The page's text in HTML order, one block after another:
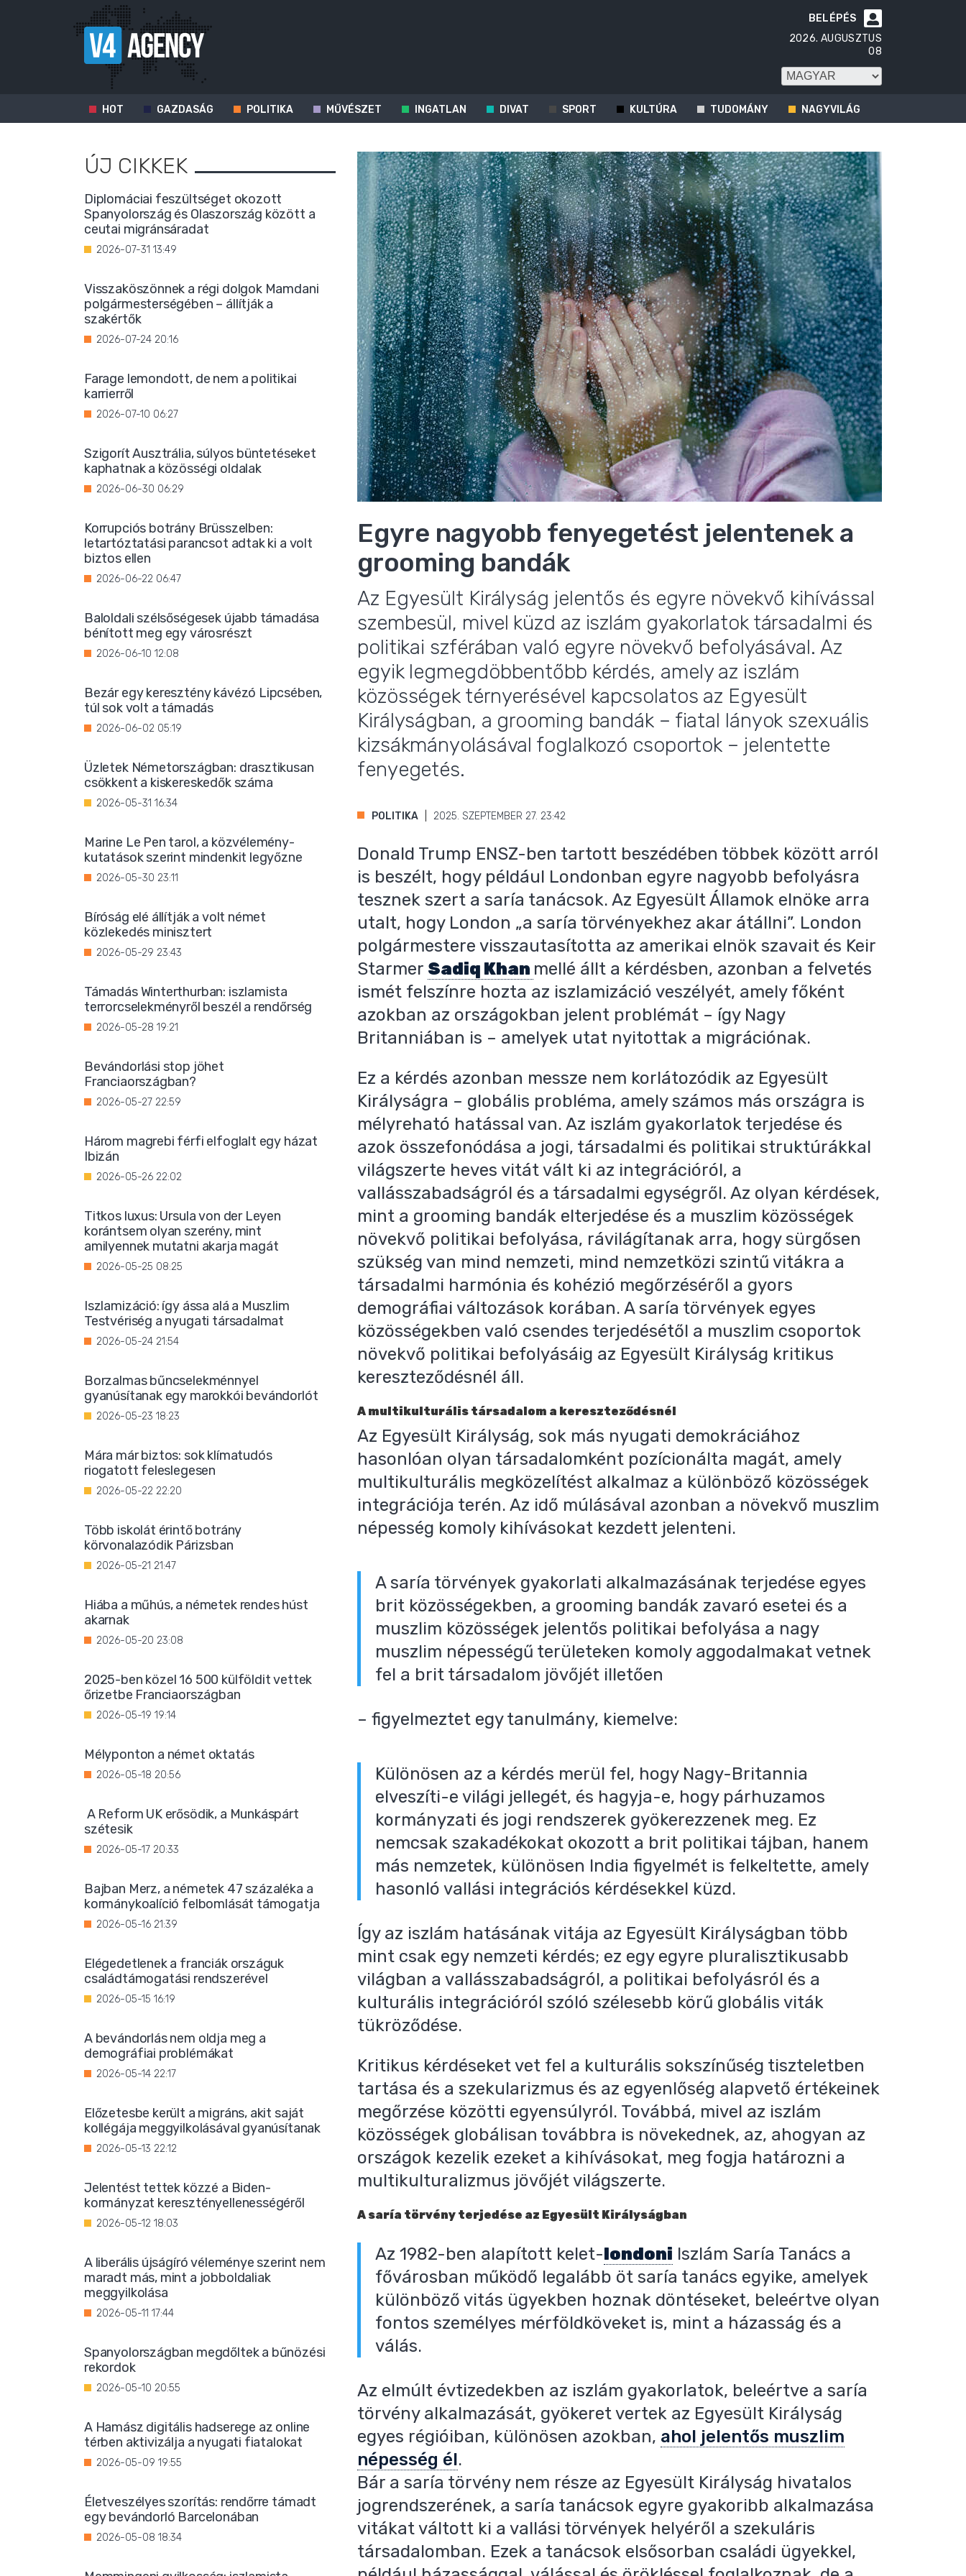

BELÉPÉS
2026. AUGUSZTUS
08
HOT GAZDASÁG POLITIKA MŰVÉSZET INGATLAN DIVAT SPORT KULTÚRA TUDOMÁNY NAGYVILÁG
Egyre nagyobb fenyegetést jelentenek a
grooming bandák
Az Egyesült Királyság jelentős és egyre növekvő kihívással
szembesül, mivel küzd az iszlám gyakorlatok társadalmi és
politikai szférában való egyre növekvő befolyásával. Az
egyik legmegdöbbentőbb kérdés, amely az iszlám
közösségek térnyerésével kapcsolatos az Egyesült
Királyságban, a grooming bandák – fiatal lányok szexuális
kizsákmányolásával foglalkozó csoportok – jelentette
fenyegetés.
POLITIKA 2025. SZEPTEMBER 27. 23:42
Donald Trump ENSZ-ben tartott beszédében többek között arról
is beszélt, hogy például Londonban egyre nagyobb befolyásra
tesznek szert a saría tanácsok. Az Egyesült Államok elnöke arra
utalt, hogy London „a saría törvényekhez akar átállni”. London
polgármestere visszautasította az amerikai elnök szavait és Keir
Starmer Sadiq Khan mellé állt a kérdésben, azonban a felvetés
ismét felszínre hozta az iszlamizáció veszélyét, amely főként
azokban az országokban jelent problémát – így Nagy
Britanniában is – amelyek utat nyitottak a migrációnak.
Ez a kérdés azonban messze nem korlátozódik az Egyesült
Királyságra – globális probléma, amely számos más országra is
mélyreható hatással van. Az iszlám gyakorlatok terjedése és
azok összefonódása a jogi, társadalmi és politikai struktúrákkal
világszerte heves vitát vált ki az integrációról, a
vallásszabadságról és a társadalmi egységről. Az olyan kérdések,
mint a grooming bandák elterjedése és a muszlim közösségek
növekvő politikai befolyása, rávilágítanak arra, hogy sürgősen
szükség van mind nemzeti, mind nemzetközi szintű vitákra a
társadalmi harmónia és kohézió megőrzéséről a gyors
demográfiai változások korában. A saría törvények egyes
közösségekben való csendes terjedésétől a muszlim csoportok
növekvő politikai befolyásáig az Egyesült Királyság kritikus
kereszteződésnél áll.
A multikulturális társadalom a kereszteződésnél
Az Egyesült Királyság, sok más nyugati demokráciához
hasonlóan olyan társadalomként pozícionálta magát, amely
multikulturális megközelítést alkalmaz a különböző közösségek
integrációja terén. Az idő múlásával azonban a növekvő muszlim
népesség komoly kihívásokat kezdett jelenteni.
A saría törvények gyakorlati alkalmazásának terjedése egyes
brit közösségekben, a grooming bandák zavaró esetei és a
muszlim közösségek jelentős politikai befolyása a nagy
muszlim népességű területeken komoly aggodalmakat vetnek
fel a brit társadalom jövőjét illetően
– figyelmeztet egy tanulmány, kiemelve:
Különösen az a kérdés merül fel, hogy Nagy-Britannia
elveszíti-e világi jellegét, és hagyja-e, hogy párhuzamos
kormányzati és jogi rendszerek gyökerezzenek meg. Ez
nemcsak szakadékokat okozott a brit politikai tájban, hanem
más nemzetek, különösen India figyelmét is felkeltette, amely
hasonló vallási integrációs kérdésekkel küzd.
Így az iszlám hatásának vitája az Egyesült Királyságban több
mint csak egy nemzeti kérdés; ez egy egyre pluralisztikusabb
világban a vallásszabadságról, a politikai befolyásról és a
kulturális integrációról szóló szélesebb körű globális viták
tükröződése.
Kritikus kérdéseket vet fel a kulturális sokszínűség tiszteletben
tartása és a szekularizmus és az egyenlőség alapvető értékeinek
megőrzése közötti egyensúlyról. Továbbá, mivel az iszlám
közösségek globálisan továbbra is növekednek, az, ahogyan az
országok kezelik ezeket a kihívásokat, meg fogja határozni a
multikulturalizmus jövőjét világszerte.
A saría törvény terjedése az Egyesült Királyságban
Az 1982-ben alapított kelet-londoni Iszlám Saría Tanács a
fővárosban működő legalább öt saría tanács egyike, amelyek
különböző vitás ügyekben hoznak döntéseket, beleértve olyan
fontos személyes mérföldköveket is, mint a házasság és a
válás.
Az elmúlt évtizedekben az iszlám gyakorlatok, beleértve a saría
törvény alkalmazását, gyökeret vertek az Egyesült Királyság
egyes régióiban, különösen azokban, ahol jelentős muszlim
népesség él.
Bár a saría törvény nem része az Egyesült Királyság hivatalos
jogrendszerének, a saría tanácsok egyre gyakoribb alkalmazása
vitákat váltott ki a vallási törvények helyéről a szekuláris
társadalomban. Ezek a tanácsok elsősorban családi ügyekkel,
ÚJ CIKKEK
Diplomáciai feszültséget okozott
Spanyolország és Olaszország között a
ceutai migránsáradat
2026-07-31 13:49
Visszaköszönnek a régi dolgok Mamdani
polgármesterségében – állítják a
szakértők
2026-07-24 20:16
Farage lemondott, de nem a politikai
karrierről
2026-07-10 06:27
Szigorít Ausztrália, súlyos büntetéseket
kaphatnak a közösségi oldalak
2026-06-30 06:29
Korrupciós botrány Brüsszelben:
letartóztatási parancsot adtak ki a volt
biztos ellen
2026-06-22 06:47
Baloldali szélsőségesek újabb támadása
bénított meg egy városrészt
2026-06-10 12:08
Bezár egy keresztény kávézó Lipcsében,
túl sok volt a támadás
2026-06-02 05:19
Üzletek Németországban: drasztikusan
csökkent a kiskereskedők száma
2026-05-31 16:34
Marine Le Pen tarol, a közvélemény-
kutatások szerint mindenkit legyőzne
2026-05-30 23:11
Bíróság elé állítják a volt német
közlekedés minisztert
2026-05-29 23:43
Támadás Winterthurban: iszlamista
terrorcselekményről beszél a rendőrség
2026-05-28 19:21
Bevándorlási stop jöhet
Franciaországban?
2026-05-27 22:59
Három magrebi férfi elfoglalt egy házat
Ibizán
2026-05-26 22:02
Titkos luxus: Ursula von der Leyen
korántsem olyan szerény, mint
amilyennek mutatni akarja magát
2026-05-25 08:25
Iszlamizáció: így ássa alá a Muszlim
Testvériség a nyugati társadalmat
2026-05-24 21:54
Borzalmas bűncselekménnyel
gyanúsítanak egy marokkói bevándorlót
2026-05-23 18:23
Mára már biztos: sok klímatudós
riogatott feleslegesen
2026-05-22 22:20
Több iskolát érintő botrány
körvonalazódik Párizsban
2026-05-21 21:47
Hiába a műhús, a németek rendes húst
akarnak
2026-05-20 23:08
2025-ben közel 16 500 külföldit vettek
őrizetbe Franciaországban
2026-05-19 19:14
Mélyponton a német oktatás
2026-05-18 20:56
A Reform UK erősödik, a Munkáspárt
szétesik
2026-05-17 20:33
Bajban Merz, a németek 47 százaléka a
kormánykoalíció felbomlását támogatja
2026-05-16 21:39
Elégedetlenek a franciák országuk
családtámogatási rendszerével
2026-05-15 16:19
A bevándorlás nem oldja meg a
demográfiai problémákat
2026-05-14 22:17
Előzetesbe került a migráns, akit saját
kollégája meggyilkolásával gyanúsítanak
2026-05-13 22:12
Jelentést tettek közzé a Biden-
kormányzat keresztényellenességéről
2026-05-12 18:03
A liberális újságíró véleménye szerint nem
maradt más, mint a jobboldaliak
meggyilkolása
2026-05-11 17:44
Spanyolországban megdőltek a bűnözési
rekordok
2026-05-10 20:55
A Hamász digitális hadserege az online
térben aktivizálja a nyugati fiatalokat
2026-05-09 19:55
Életveszélyes szorítás: rendőrre támadt
egy bevándorló Barcelonában
2026-05-08 18:34